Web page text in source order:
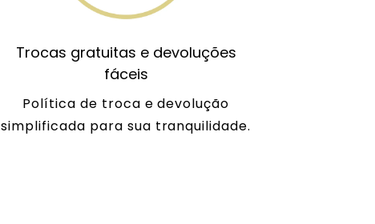
Trocas gratuitas e devoluções
fáceis
Política de troca e devolução
simplificada para sua tranquilidade.